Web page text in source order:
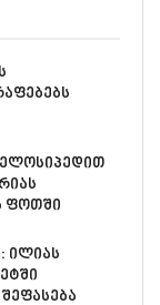
ფოთში
ილიას